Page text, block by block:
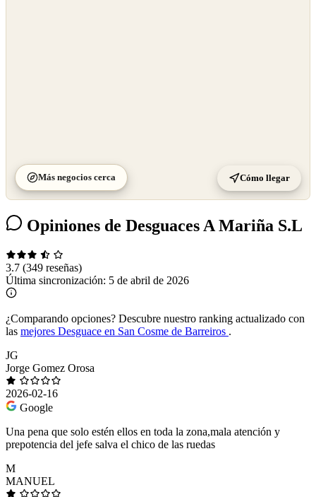
Más negocios cerca Cómo llegar
Opiniones de Desguaces A Mariña S.L
3.7 (349 reseñas)
Última sincronización: 5 de abril de 2026
¿Comparando opciones? Descubre nuestro ranking actualizado con
las mejores Desguace en San Cosme de Barreiros .
JG
Jorge Gomez Orosa
2026-02-16
Google
Una pena que solo estén ellos en toda la zona,mala atención y
prepotencia del jefe salva el chico de las ruedas
M
MANUEL